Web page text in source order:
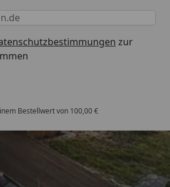
zur
Bestellwert von 100,00 €
Trusted Shops